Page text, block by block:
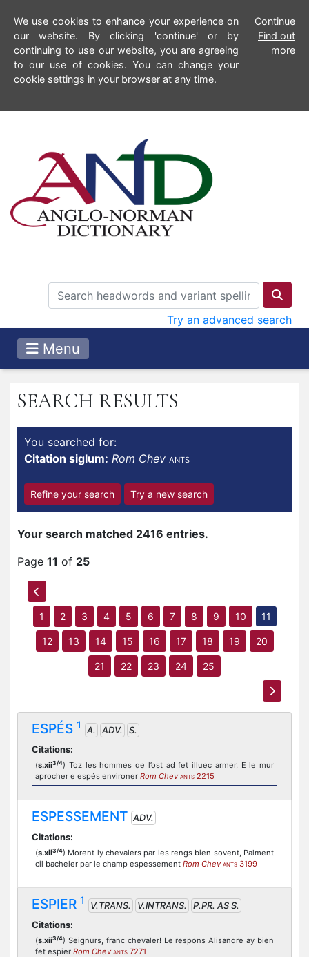
We use cookies to enhance your experience on
our website. By clicking 'continue' or by
continuing to use our website, you are agreeing
to our use of cookies. You can change your
cookie settings in your browser at any time.
Continue
Find out
more
Try an advanced search
Menu
SEARCH RESULTS
You searched for:
Citation siglum: Rom Chev ANTS
Refine your search Try a new search
Your search matched 2416 entries.
Page 11 of 25
1 2 3 4 5 6 7 8 9 10 11
12 13 14 15 16 17 18 19 20
21 22 23 24 25
ESPÉS 1 A. ADV.
S.
Citations:
(s.xii3/4) Toz les hommes de l’ost ad fet illuec armer, E le mur
aprocher e espés environer Rom Chev ANTS 2215
ESPESSEMENT ADV.
Citations:
(s.xii3/4) Morent ly chevalers par les rengs bien sovent, Palment
cil bacheler par le champ espessement Rom Chev ANTS 3199
ESPIER 1 V.TRANS. V.INTRANS.
P.PR. AS S.
Citations:
(s.xii3/4) Seignurs, franc chevaler! Le respons Alisandre ay bien
fet espier Rom Chev ANTS 7271